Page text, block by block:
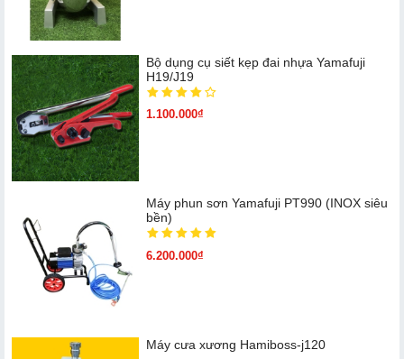
Bộ dụng cụ siết kẹp đai nhựa Yamafuji
H19/J19
1.100.000₫
Máy phun sơn Yamafuji PT990 (INOX siêu
bền)
6.200.000₫
Máy cưa xương Hamiboss-j120